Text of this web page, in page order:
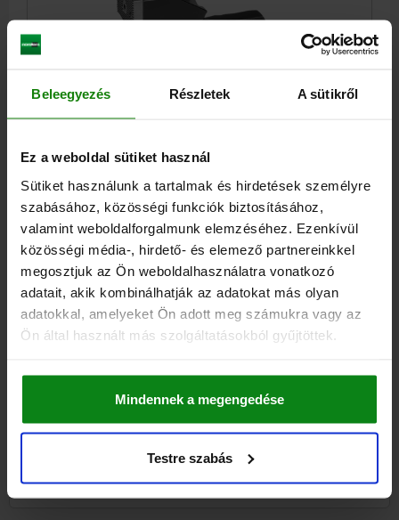
Beleegyezés Részletek A sütikről
Ez a weboldal sütiket használ
Sütiket használunk a tartalmak és hirdetések személyre
szabásához, közösségi funkciók biztosításához,
valamint weboldalforgalmunk elemzéséhez. Ezenkívül
közösségi média-, hirdető- és elemező partnereinkkel
megosztjuk az Ön weboldalhasználatra vonatkozó
adatait, akik kombinálhatják az adatokat más olyan
adatokkal, amelyeket Ön adott meg számukra vagy az
Ön által használt más szolgáltatásokból gyűjtöttek.
Mindennek a megengedése
Testre szabás
STABIL SZORÍTÓPOFA TEMPERÖNTVÉNY,
KOMP:EDZETT ACÉL, B3=32/36/42
B=90 T-HORONY SZÉLESSÉGE=32/36/42
B1=38
H=120 H1=56 H2=145 H3=40 S=12
S1=15
SZORÍTÓERŐ F KN=50
F1 KN=7,5
MEGHÚZÁSI NYOMATÉK NM=160
Rendelési szám:04500-38
637,00 €
hozzáértve szállítási költségek
RÉSZLETEK
CAD
LETÖLTÉSEK